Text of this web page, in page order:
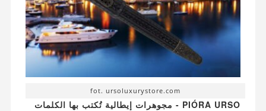
fot. ursoluxurystore.com
PIÓRA URSO - مجوهرات إيطالية تُكتب بها الكلمات